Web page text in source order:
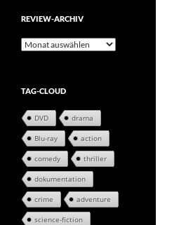
REVIEW-ARCHIV
Review-
TAG-CLOUD
DVD drama
Blu-ray action
comedy thriller
dokumentation
crime adventure
science-fiction